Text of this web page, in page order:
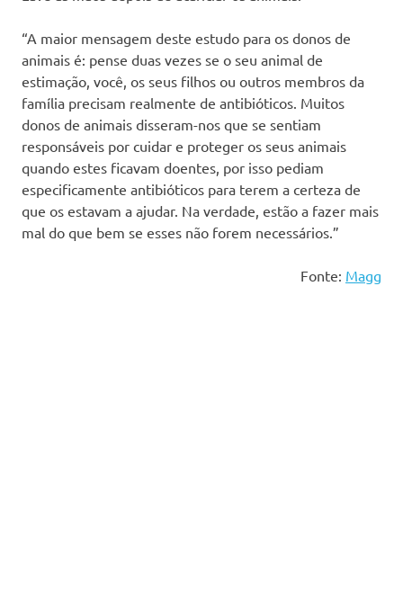
“A maior mensagem deste estudo para os donos de
animais é: pense duas vezes se o seu animal de
estimação, você, os seus filhos ou outros membros da
família precisam realmente de antibióticos. Muitos
donos de animais disseram-nos que se sentiam
responsáveis por cuidar e proteger os seus animais
quando estes ficavam doentes, por isso pediam
especificamente antibióticos para terem a certeza de
que os estavam a ajudar. Na verdade, estão a fazer mais
mal do que bem se esses não forem necessários.”
Fonte: Magg